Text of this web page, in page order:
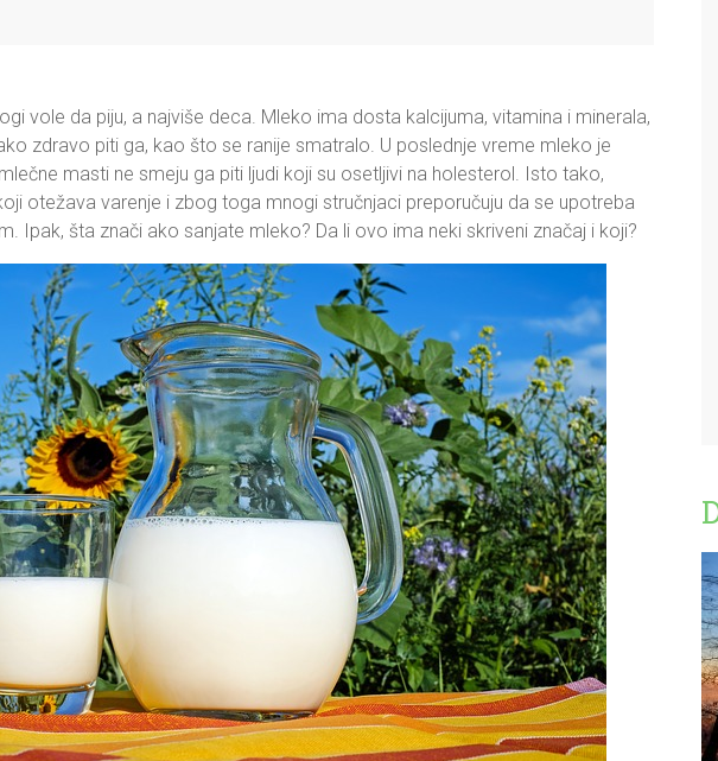
vole da piju, a najviše deca. Mleko ima dosta kalcijuma, vitamina i minerala,
zdravo piti ga, kao što se ranije smatralo. U poslednje vreme mleko je
masti ne smeju ga piti ljudi koji su osetljivi na holesterol. Isto tako,
otežava varenje i zbog toga mnogi stručnjaci preporučuju da se upotreba
Ipak, šta znači ako sanjate mleko? Da li ovo ima neki skriveni značaj i koji?